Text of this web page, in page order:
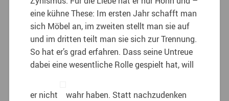
eine kühne These: Im ersten Jahr schafft man
sich Möbel an, im zweiten stellt man sie auf
und im dritten teilt man sie sich zur Trennung.
So hat er’s grad erfahren. Dass seine Untreue
dabei eine wesentliche Rolle gespielt hat, will
er nicht
wahr haben. Statt nachzudenken